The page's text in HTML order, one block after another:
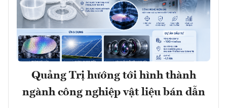
Quảng Trị hướng tới hình thành
ngành công nghiệp vật liệu bán dẫn